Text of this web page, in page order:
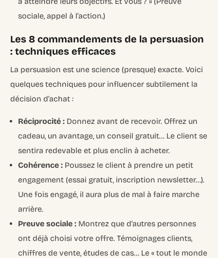
sociale, appel à l’action.)
Les 8 commandements de la persuasion
: techniques efficaces
La persuasion est une science (presque) exacte. Voici
quelques techniques pour influencer subtilement la
décision d’achat :
Réciprocité : Donnez avant de recevoir. Offrez un
cadeau, un avantage, un conseil gratuit… Le client se
sentira redevable et plus enclin à acheter.
Cohérence : Poussez le client à prendre un petit
engagement (essai gratuit, inscription newsletter…).
Une fois engagé, il aura plus de mal à faire marche
arrière.
Preuve sociale : Montrez que d’autres personnes
ont déjà choisi votre offre. Témoignages clients,
chiffres de vente, études de cas… Le « tout le monde